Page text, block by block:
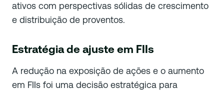
ativos com perspectivas sólidas de crescimento
e distribuição de proventos.
Estratégia de ajuste em FIIs
A redução na exposição de ações e o aumento
em FIIs foi uma decisão estratégica para